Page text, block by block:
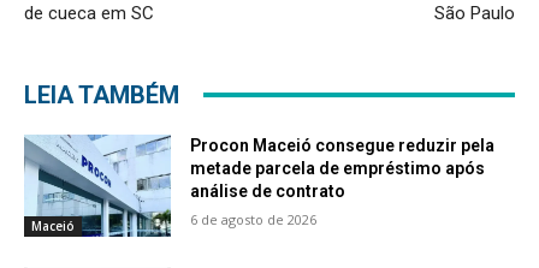
de cueca em SC
São Paulo
LEIA TAMBÉM
Maceió
Procon Maceió consegue reduzir pela
metade parcela de empréstimo após
análise de contrato
6 de agosto de 2026